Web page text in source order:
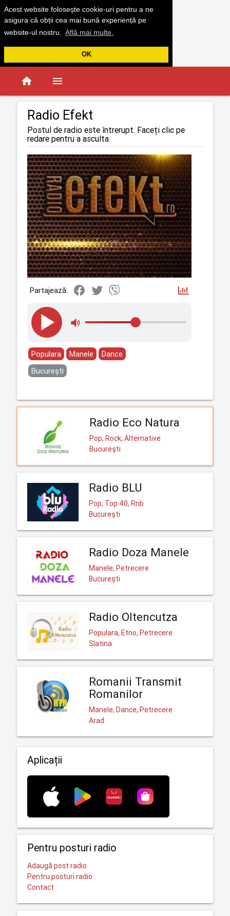
Acest website folosește cookie-uri pentru a ne
asigura că obții cea mai bună experiență pe
website-ul nostru.
Află mai multe.
OK
home menu
Radio Efekt
Postul de radio este întrerupt. Faceți clic pe
redare pentru a asculta.
Partajează:
Populara Manele
Dance
București
Radio Eco Natura
Pop, Rock, Alternative
București
Radio BLU
Pop, Top 40, Rnb
București
Radio Doza Manele
Manele, Petrecere
București
Radio Oltencutza
Populara, Etno, Petrecere
Slatina
Romanii Transmit
Romanilor
Manele, Dance, Petrecere
Arad
Aplicații
Pentru posturi radio
Adaugă post radio
Pentru posturi radio
Contact